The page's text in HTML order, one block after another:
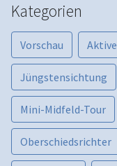
Kategorien
Vorschau Aktive
Jüngstensichtung
Mini-Midfeld-Tour
Oberschiedsrichter